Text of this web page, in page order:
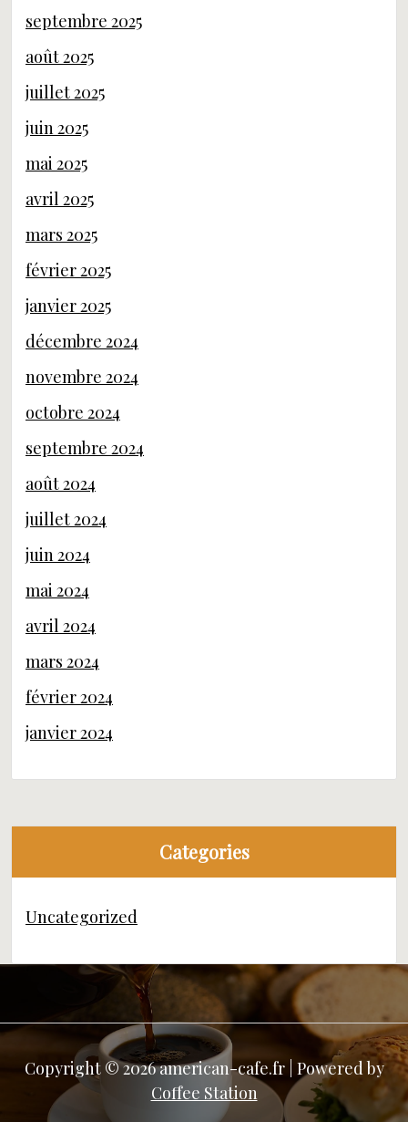
septembre 2025
août 2025
juillet 2025
juin 2025
mai 2025
avril 2025
mars 2025
février 2025
janvier 2025
décembre 2024
novembre 2024
octobre 2024
septembre 2024
août 2024
juillet 2024
juin 2024
mai 2024
avril 2024
mars 2024
février 2024
janvier 2024
Categories
Uncategorized
Copyright © 2026 american-cafe.fr | Powered by
Coffee Station